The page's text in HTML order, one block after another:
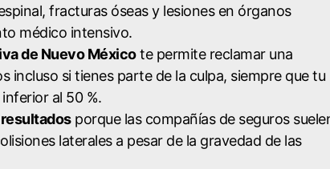
fracturas óseas y lesiones en órganos
médico intensivo.
de Nuevo Méxicote permite reclamar una
incluso si tienes parte de la culpa, siempre que tu
al 50 %.
porque las compañías de seguros
laterales a pesar de la gravedad de las